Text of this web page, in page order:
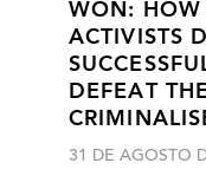
WON: HOW
ACTIVISTS
DEFEAT
31 DE AGOSTO